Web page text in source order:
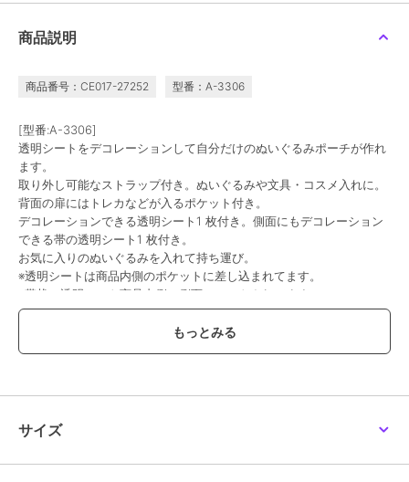
商品説明
商品番号：CE017-27252 型番：A-3306
[型番:A-3306]
透明シートをデコレーションして自分だけのぬいぐるみポーチが作れ
ます。
取り外し可能なストラップ付き。ぬいぐるみや文具・コスメ入れに。
背面の扉にはトレカなどが入るポケット付き。
デコレーションできる透明シート1 枚付き。側面にもデコレーション
できる帯の透明シート1 枚付き。
お気に入りのぬいぐるみを入れて持ち運び。
※透明シートは商品内側のポケットに差し込まれてます。
※帯状の透明シート商品内側の側面にセットされてます。
商品カテゴリ
サイズ